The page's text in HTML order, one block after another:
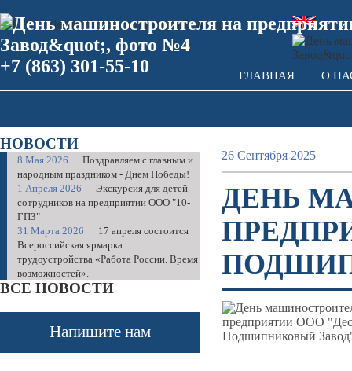
ГЛАВНАЯ О
+7 (863) 301-55-10
26 Сентября 2025
ДЕНЬ
НОВОСТИ
8 Мая 2026
Поздравляем с главным и
народным праздником - Днем Победы!
1 Апреля 2026
Экскурсия для детей
сотрудников на предприятии ООО "10-
ГПЗ"
31 Марта 2026
17 апреля состоится
Всероссийская ярмарка
трудоустройства «Работа России. Время
возможностей».
ВСЕ НОВОСТИ
Напишите нам